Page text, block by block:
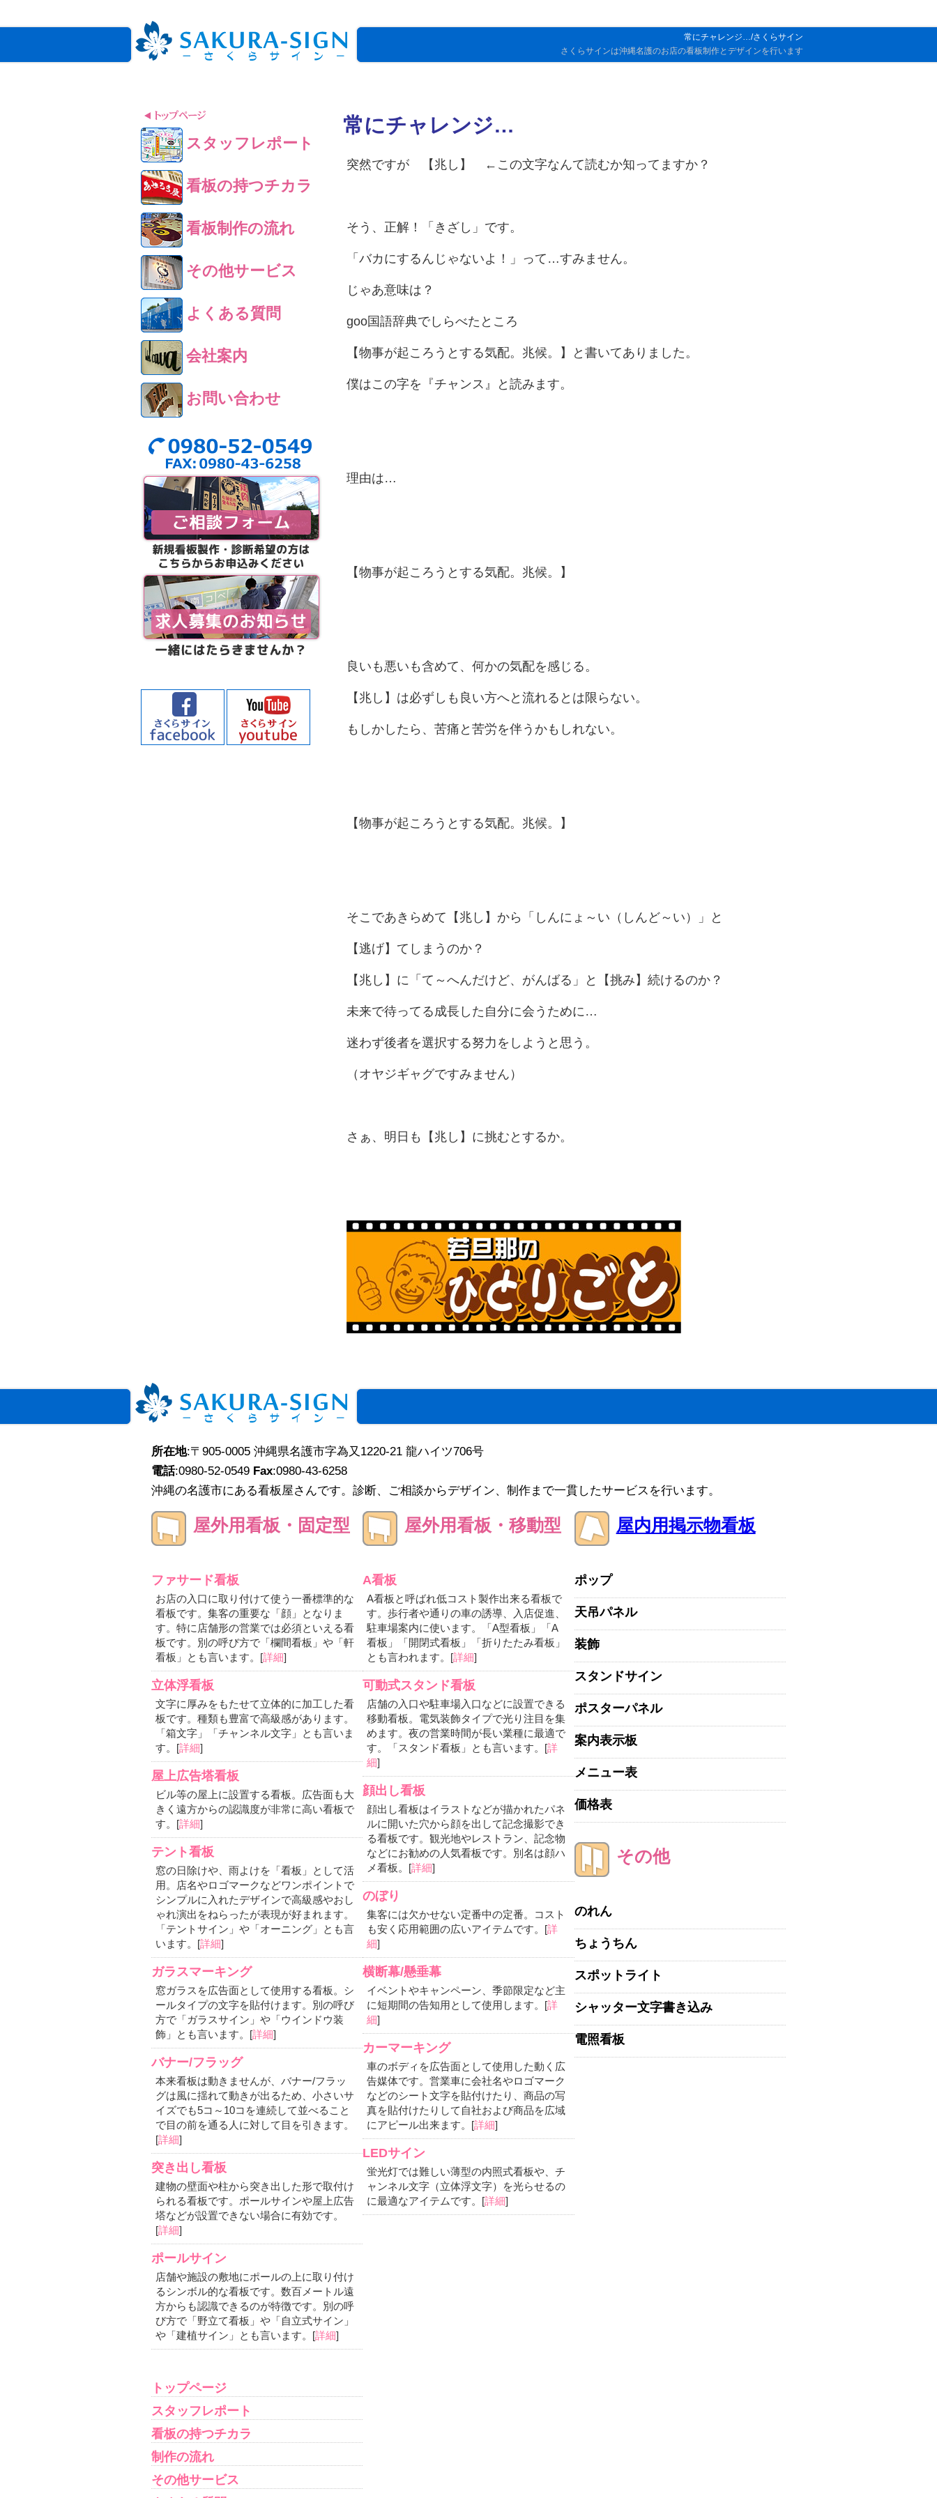
常にチャレンジ…/さくらサイン
さくらサインは沖縄名護のお店の看板制作とデザインを行います
常にチャレンジ…
突然ですが 【兆し】 ←この文字なんて読むか知ってますか？
そう、正解！「きざし」です。
「バカにするんじゃないよ！」って…すみません。
じゃあ意味は？
goo国語辞典でしらべたところ
【物事が起ころうとする気配。兆候。】と書いてありました。
僕はこの字を『チャンス』と読みます。
理由は…
【物事が起ころうとする気配。兆候。】
良いも悪いも含めて、何かの気配を感じる。
【兆し】は必ずしも良い方へと流れるとは限らない。
もしかしたら、苦痛と苦労を伴うかもしれない。
【物事が起ころうとする気配。兆候。】
そこであきらめて【兆し】から「しんにょ～い（しんど～い）」と
【逃げ】てしまうのか？
【兆し】に「て～へんだけど、がんばる」と【挑み】続けるのか？
未来で待ってる成長した自分に会うために…
迷わず後者を選択する努力をしようと思う。
（オヤジギャグですみません）
さぁ、明日も【兆し】に挑むとするか。
スタッフレポート
看板の持つチカラ
看板制作の流れ
その他サービス
よくある質問
会社案内
お問い合わせ
所在地:〒905-0005 沖縄県名護市字為又1220-21 龍ハイツ706号
電話:0980-52-0549 Fax:0980-43-6258
沖縄の名護市にある看板屋さんです。診断、ご相談からデザイン、制作まで一貫したサービスを行います。
屋外用看板・固定型
ファサード看板
お店の入口に取り付けて使う一番標準的な
看板です。集客の重要な「顔」となりま
す。特に店舗形の営業では必須といえる看
板です。別の呼び方で「欄間看板」や「軒
看板」とも言います。[詳細]
立体浮看板
文字に厚みをもたせて立体的に加工した看
板です。種類も豊富で高級感があります。
「箱文字」「チャンネル文字」とも言いま
す。[詳細]
屋上広告塔看板
ビル等の屋上に設置する看板。広告面も大
きく遠方からの認識度が非常に高い看板で
す。[詳細]
テント看板
窓の日除けや、雨よけを「看板」として活
用。店名やロゴマークなどワンポイントで
シンプルに入れたデザインで高級感やおし
ゃれ演出をねらったが表現が好まれます。
「テントサイン」や「オーニング」とも言
います。[詳細]
ガラスマーキング
窓ガラスを広告面として使用する看板。シ
ールタイプの文字を貼付けます。別の呼び
方で「ガラスサイン」や「ウインドウ装
飾」とも言います。[詳細]
バナー/フラッグ
本来看板は動きませんが、バナー/フラッ
グは風に揺れて動きが出るため、小さいサ
イズでも5コ～10コを連続して並べること
で目の前を通る人に対して目を引きます。
[詳細]
突き出し看板
建物の壁面や柱から突き出した形で取付け
られる看板です。ポールサインや屋上広告
塔などが設置できない場合に有効です。
[詳細]
ポールサイン
店舗や施設の敷地にポールの上に取り付け
るシンボル的な看板です。数百メートル遠
方からも認識できるのが特徴です。別の呼
び方で「野立て看板」や「自立式サイン」
や「建植サイン」とも言います。[詳細]
屋外用看板・移動型
A看板
A看板と呼ばれ低コスト製作出来る看板で
す。歩行者や通りの車の誘導、入店促進、
駐車場案内に使います。「A型看板」「A
看板」「開閉式看板」「折りたたみ看板」
とも言われます。[詳細]
可動式スタンド看板
店舗の入口や駐車場入口などに設置できる
移動看板。電気装飾タイプで光り注目を集
めます。夜の営業時間が長い業種に最適で
す。「スタンド看板」とも言います。[詳
細]
顔出し看板
顔出し看板はイラストなどが描かれたパネ
ルに開いた穴から顔を出して記念撮影でき
る看板です。観光地やレストラン、記念物
などにお勧めの人気看板です。別名は顔ハ
メ看板。[詳細]
のぼり
集客には欠かせない定番中の定番。コスト
も安く応用範囲の広いアイテムです。[詳
細]
横断幕/懸垂幕
イベントやキャンペーン、季節限定など主
に短期間の告知用として使用します。[詳
細]
カーマーキング
車のボディを広告面として使用した動く広
告媒体です。営業車に会社名やロゴマーク
などのシート文字を貼付けたり、商品の写
真を貼付けたりして自社および商品を広域
にアピール出来ます。[詳細]
LEDサイン
蛍光灯では難しい薄型の内照式看板や、チ
ャンネル文字（立体浮文字）を光らせるの
に最適なアイテムです。[詳細]
屋内用掲示物看板
ポップ
天吊パネル
装飾
スタンドサイン
ポスターパネル
案内表示板
メニュー表
価格表
その他
のれん
ちょうちん
スポットライト
シャッター文字書き込み
電照看板
トップページ
スタッフレポート
看板の持つチカラ
制作の流れ
その他サービス